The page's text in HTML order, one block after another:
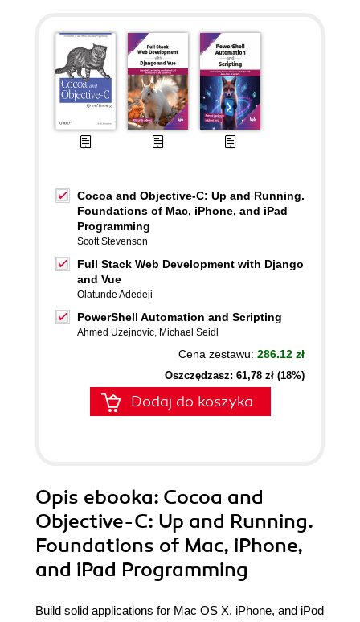
Cocoa and Objective-C: Up and Running.
Foundations of Mac, iPhone, and iPad
Programming
Scott Stevenson
Full Stack Web Development with Django
and Vue
Olatunde Adedeji
PowerShell Automation and Scripting
Ahmed Uzejnovic, Michael Seidl
Cena zestawu: 286.12 zł
Oszczędzasz: 61,78 zł (18%)
Dodaj do koszyka
Opis ebooka: Cocoa and
Objective-C: Up and Running.
Foundations of Mac, iPhone,
and iPad Programming
Build solid applications for Mac OS X, iPhone, and iPod